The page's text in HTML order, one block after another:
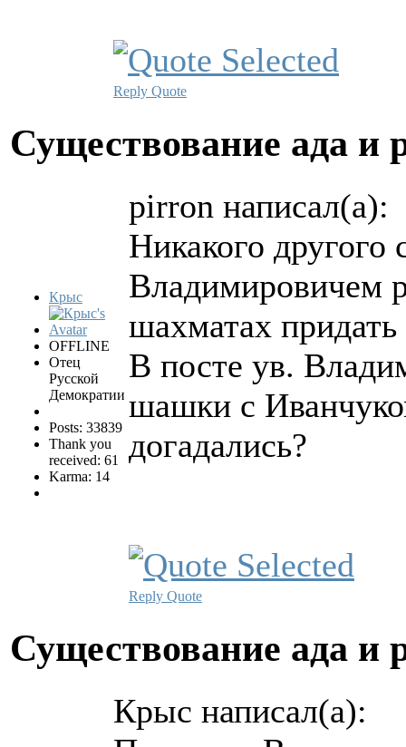
Reply Quote
Существование ада и
Крыс
OFFLINE
Отец
Русской
Демократии
Posts: 33839
Thank you
received: 61
Karma: 14
pirron написал(а):
Никакого
Владимировичем
шахматах
В посте ув.
шашки с
догадались?
Reply Quote
Существование ада и
Крыс написал(а):